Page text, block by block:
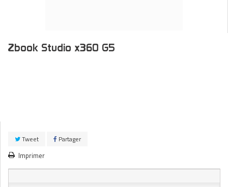
Zbook Studio x360 G5
Tweet Partager
Imprimer